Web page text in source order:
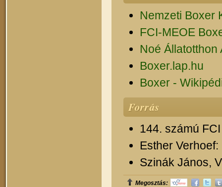
Nemzeti Boxer
FCI-MEOE
Noé
Boxer.lap.hu
Boxer -
Forrás
144. számú
Esther
Szinák János,
Megosztás: